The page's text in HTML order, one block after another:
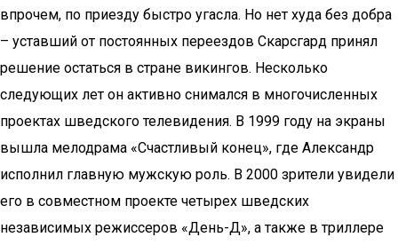
впрочем, по приезду быстро угасла. Но нет худа без добра
– уставший от постоянных переездов Скарсгард принял
решение остаться в стране викингов. Несколько
следующих лет он активно снимался в многочисленных
проектах шведского телевидения. В 1999 году на экраны
вышла мелодрама «Счастливый конец», где Александр
исполнил главную мужскую роль. В 2000 зрители увидели
его в совместном проекте четырех шведских
независимых режиссеров «День-Д», а также в триллере